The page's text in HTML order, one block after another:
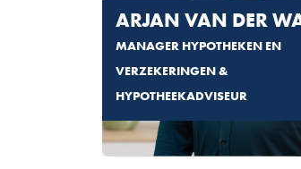
ARJAN VAN DER
MANAGER HYPOTHEKEN EN
VERZEKERINGEN &
HYPOTHEEKADVISEUR